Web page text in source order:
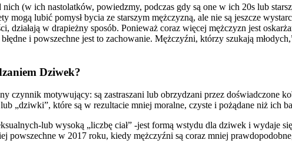
(w ich nastolatków, powiedzmy, podczas gdy są one w ich 20s lub
lubić pomysł bycia ze starszym mężczyzną, ale nie są jeszcze
działają w drapieżny sposób. Ponieważ coraz więcej mężczyzn jest
i powszechne jest to zachowanie. Mężczyźni, którzy szukają
Dziwek?
czynnik motywujący: są zastraszani lub obrzydzani przez doświadczone
„dziwki”, które są w rezultacie mniej moralne, czyste i pożądane niż ich
lub wysoką „liczbę ciał” -jest formą wstydu dla dziwek i wydaje
powszechne w 2017 roku, kiedy mężczyźni są coraz mniej